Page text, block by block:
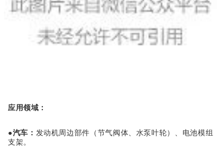
应用领域 ：
●汽车 ： 发动机周边部件（节气阀体、水泵叶轮）、电池模组
支架。